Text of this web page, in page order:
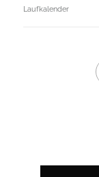
Laufkalender